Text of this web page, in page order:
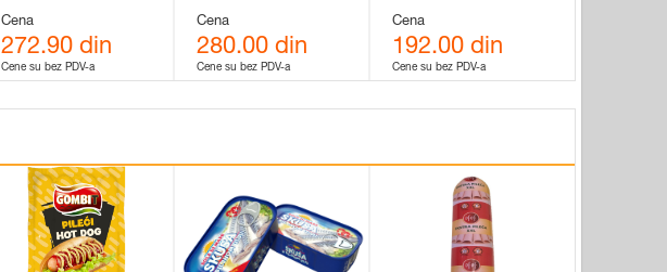
Cena
272.90 din
Cene su bez PDV-a
Cena
280.00 din
Cene su bez PDV-a
Cena
192.00 din
Cene su bez PDV-a